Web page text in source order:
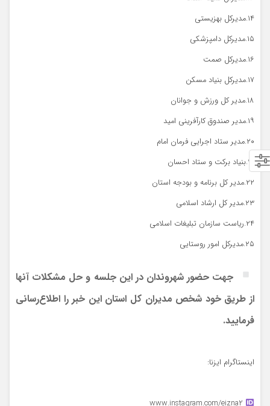
۱۴.مدیرکل بهزیستی
۱۵.مدیرکل دامپزشکی
۱۶.مدیرکل صمت
۱۷.مدیرکل بنیاد مسکن
۱۸.مدیر کل ورزش و جوانان
۱۹.مدیر صندوق کارآفرینی امید
۲۰.مدیر ستاد اجرایی فرمان امام
۲۱.بنیاد برکت و ستاد احسان
۲۲.مدیر کل برنامه و بودجه استان
۲۳.مدیر کل ارشاد اسلامی
۲۴.ریاست سازمان تبلیغات اسلامی
۲۵.مدیرکل امور روستایی
جهت حضور شهروندان در این جلسه و حل مشکلات آنها
از طریق خود شخص مدیران کل استان این خبر را اطلاع‌رسانی
فرمایید.
اینستاگرام ایزنا: